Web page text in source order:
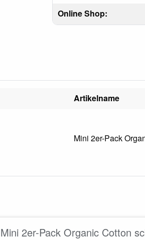
Online Shop:
Artikelname
Mini 2er-Pack
Mini 2er-Pack Organic Cotton